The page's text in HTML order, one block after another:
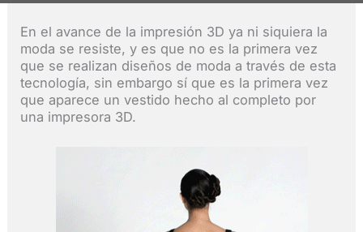
En el avance de la impresión 3D ya ni siquiera la
moda se resiste, y es que no es la primera vez
que se realizan diseños de moda a través de esta
tecnología, sin embargo sí que es la primera vez
que aparece un vestido hecho al completo por
una impresora 3D.